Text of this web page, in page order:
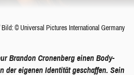
Bild: © Universal Pictures International Germany
Brandon Cronenberg einen Body-
der eigenen Identität geschaffen. Sein